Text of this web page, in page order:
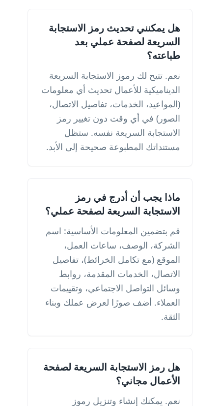
هل يمكنني تحديث رمز الاستجابة
السريعة لصفحة عملي بعد
طباعته؟
نعم. تتيح لك رموز الاستجابة السريعة
الديناميكية للأعمال تحديث أي معلومات
(المواعيد، الخدمات، تفاصيل الاتصال،
الصور) في أي وقت دون تغيير رمز
الاستجابة السريعة نفسه. ستظل
مستنداتك المطبوعة صحيحة إلى الأبد.
ماذا يجب أن أدرج في رمز
الاستجابة السريعة لصفحة عملي؟
قم بتضمين المعلومات الأساسية: اسم
الشركة، الوصف، ساعات العمل،
الموقع (مع تكامل الخرائط)، تفاصيل
الاتصال، الخدمات المقدمة، روابط
وسائل التواصل الاجتماعي، وتقييمات
العملاء. أضف صورًا لعرض عملك وبناء
الثقة.
هل رمز الاستجابة السريعة لصفحة
الأعمال مجاني؟
نعم. يمكنك إنشاء وتنزيل رموز